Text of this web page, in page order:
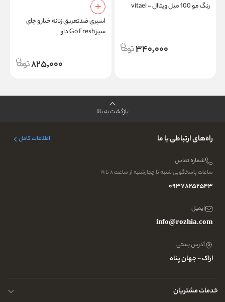
رنگ مو 100 میل ویتاال - vitael
340,000
اسپری ضدتعریق زنانه خیار و چای
سبز Go Fresh داو
825,000
بازگشت به بالا
راه‌های ارتباطی با ما اطلاعات کامل
شماره تماس
ساعات پاسخگویی شنبه تا چهارشنبه از ساعت ۸ تا ۱۹
09378252543
ایمیل
info@rozhia.com
آدرس پستی
اراک - جهان پناه
خدمات مشتریان